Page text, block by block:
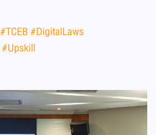
#TCEB #DigitalLaws
#Upskill